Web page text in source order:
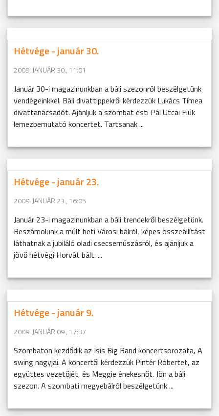
Hétvége - január 30.
2009. JANUÁR 30., 11:01
Január 30-i magazinunkban a báli szezonról beszélgetünk
vendégeinkkel. Báli divattippekről kérdezzük Lukács Tímea
divattanácsadót. Ajánljuk a szombat esti Pál Utcai Fiúk
lemezbemutató koncertet. Tartsanak ...
Hétvége - január 23.
2009. JANUÁR 23., 16:05
Január 23-i magazinunkban a báli trendekről beszélgetünk.
Beszámolunk a múlt heti Városi bálról, képes összeállítást
láthatnak a jubiláló oladi csecsemúszásról, és ajánljuk a
jövő hétvégi Horvát bált. ...
Hétvége - január 9.
2009. JANUÁR 09., 17:37
Szombaton kezdődik az Isis Big Band koncertsorozata, A
swing nagyjai. A koncertől kérdezzük Pintér Róbertet, az
együttes vezetőjét, és Meggie énekesnőt. Jön a báli
szezon. A szombati megyebálról beszélgetünk ...